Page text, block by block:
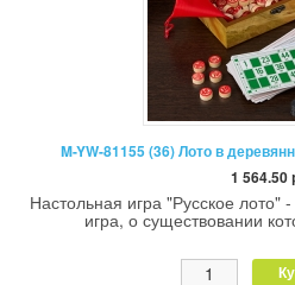
1 564.50
M-YW-81155 (36) Лото в
Настольная игра "Русское лото"
игра, о существовании